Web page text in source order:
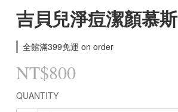
吉貝兒淨痘潔顏慕斯
全館滿399免運 on order
NT$800
QUANTITY